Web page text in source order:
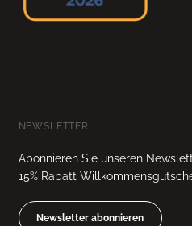
NEWSLETTER
Abonnieren Sie unseren
15% Rabatt
Newsletter abonnieren